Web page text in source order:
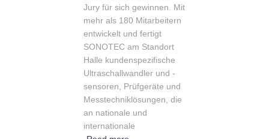
Jury für sich gewinnen. Mit
mehr als 180 Mitarbeitern
entwickelt und fertigt
SONOTEC am Standort
Halle kundenspezifische
Ultraschallwandler und -
sensoren, Prüfgeräte und
Messtechniklösungen, die
an nationale und
internationale